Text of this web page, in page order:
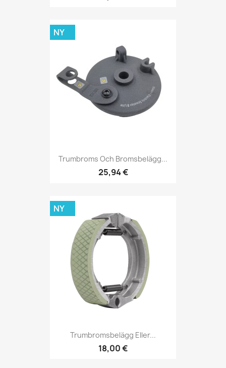
Trumbroms Och Bromsbelägg...
25,94 €
NY
Trumbromsbelägg Eller...
18,00 €
NY